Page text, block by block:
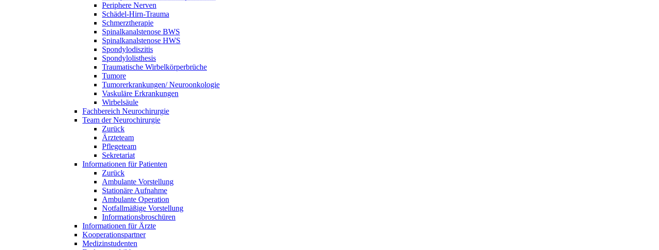
Periphere Nerven
Schädel-Hirn-Trauma
Schmerztherapie
Spinalkanalstenose BWS
Spinalkanalstenose HWS
Spondylodiszitis
Spondylolisthesis
Traumatische Wirbelkörperbrüche
Tumore
Tumorerkrankungen/ Neuroonkologie
Vaskuläre Erkrankungen
Wirbelsäule
Fachbereich Neurochirurgie
Team der Neurochirurgie
Zurück
Ärzteteam
Pflegeteam
Sekretariat
Informationen für Patienten
Zurück
Ambulante Vorstellung
Stationäre Aufnahme
Ambulante Operation
Notfallmäßige Vorstellung
Informationsbroschüren
Informationen für Ärzte
Kooperationspartner
Medizinstudenten